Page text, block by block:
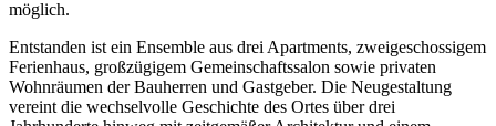
möglich.
Entstanden ist ein Ensemble aus drei Apartments, zweigeschossigem
Ferienhaus, großzügigem Gemeinschaftssalon sowie privaten
Wohnräumen der Bauherren und Gastgeber. Die Neugestaltung
vereint die wechselvolle Geschichte des Ortes über drei